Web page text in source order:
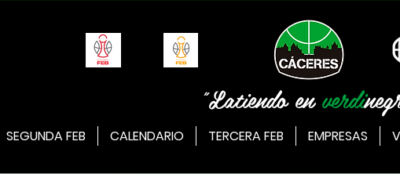
"Latiendo enverdi
SEGUNDA FEB CALENDARIO TERCERA FEB EMPRESAS